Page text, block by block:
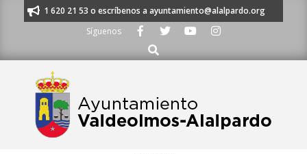
al 91 620 21 53 o escríbenos a ayuntamiento@alalpardo.org
Síguenos
Buscar